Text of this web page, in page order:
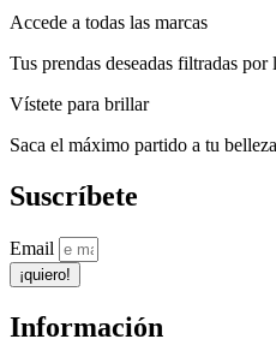
Accede a todas las marcas
Tus prendas deseadas filtradas
Vístete para brillar
Saca el máximo partido a tu belleza
Suscríbete
Email
¡quiero!
Información